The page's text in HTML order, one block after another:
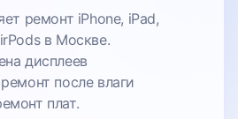
ремонт iPhone, iPad,
в Москве.
дисплеев
после влаги
плат.